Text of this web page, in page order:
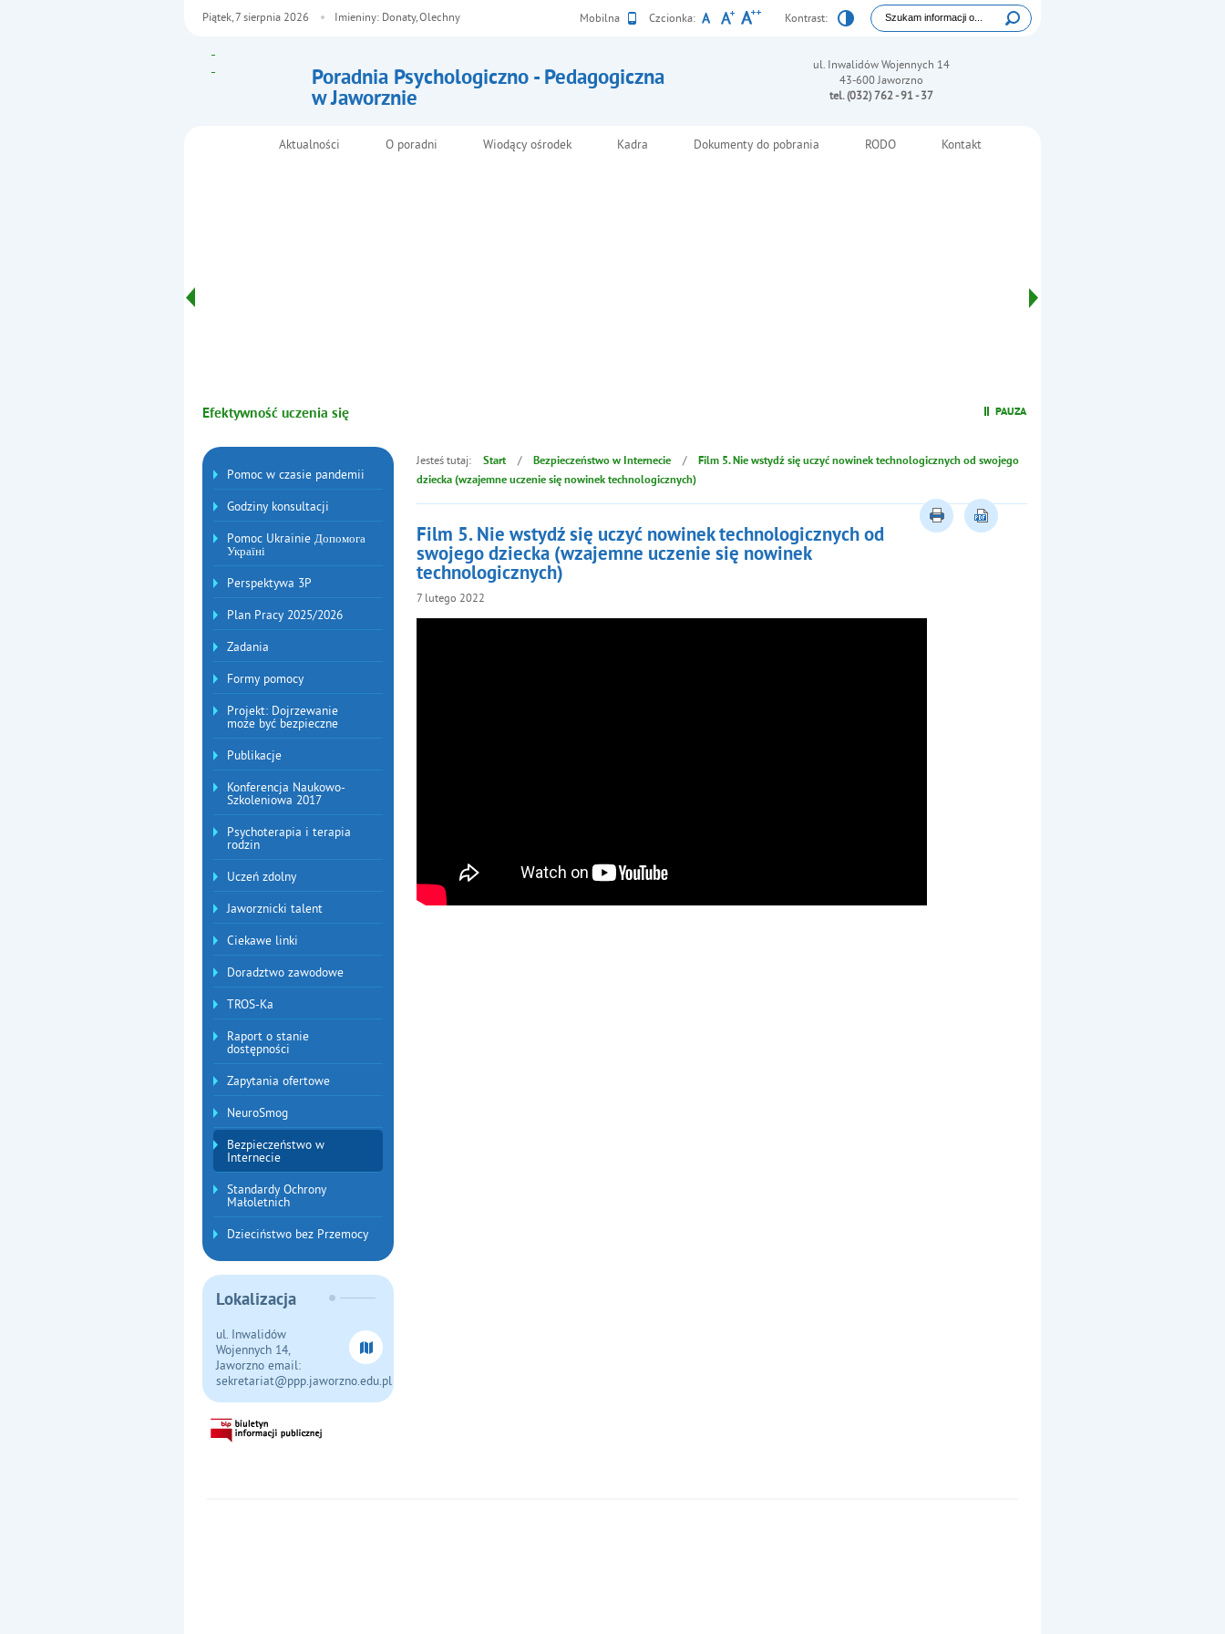
Poradnia Psychologiczno - Pedagogiczna
w Jaworznie
technologicznych od swojego dziecka
Wersja
Mobilna Czcionka: Kontrast: Wyszukiwarka
Tutaj wpisz szukaną frazę:
ul. Inwalidów Wojennych 14
43-600 Jaworzno
tel. (032) 762 - 91 - 37
Piątek, 7 sierpnia 2026 Imieniny: Donaty, Olechny
Menu główneAktualności O poradni Wiodący ośrodek Kadra Dokumenty do pobrania RODO Kontakt
Efektywność uczenia się
Menu dodatkowe
Pomoc w czasie pandemii
Godziny konsultacji
Pomoc Ukrainie Допомога
Україні
Perspektywa 3P
Plan Pracy 2025/2026
Zadania
Formy pomocy
Projekt: Dojrzewanie
może być bezpieczne
Publikacje
Konferencja Naukowo-
Szkoleniowa 2017
Psychoterapia i terapia
rodzin
Uczeń zdolny
Jaworznicki talent
Ciekawe linki
Doradztwo zawodowe
TROS-Ka
Raport o stanie
dostępności
Zapytania ofertowe
NeuroSmog
Bezpieczeństwo w
Internecie
Standardy Ochrony
Małoletnich
Dzieciństwo bez Przemocy
Lokalizacja
ul. Inwalidów
Wojennych 14,
Jaworzno email:
sekretariat@ppp.jaworzno.edu.pl
Jesteś tutaj: Start / Bezpieczeństwo w Internecie /
Film 5. Nie wstydź się uczyć nowinek technologicznych od swojego
dziecka (wzajemne uczenie się nowinek technologicznych)
Film 5. Nie wstydź się uczyć nowinek technologicznych od
swojego dziecka (wzajemne uczenie się nowinek
technologicznych)
7 lutego 2022